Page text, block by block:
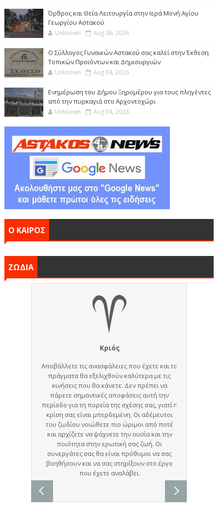
Όρθρος και Θεία Λειτουργία στην Ιερά Μονή Αγίου
Γεωργίου Αστακού
Unknown Aug 06, 2026
Ο Σύλλογος Γυναικών Αστακού σας καλεί στην Έκθεση
Τοπικών Προϊόντων και Δημιουργιών
Unknown Aug 04, 2026
Ενημέρωση του Δήμου Ξηρομέρου για τους πληγέντες
από την πυρκαγιά στο Αρχοντοχώρι
Unknown Aug 04, 2026
Ο ΚΑΙΡΟΣ
ΖΩΔΙΑ